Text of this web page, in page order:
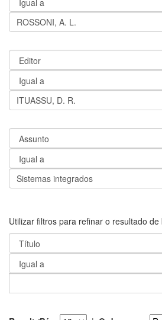
Utilizar filtros para refinar o resultado de